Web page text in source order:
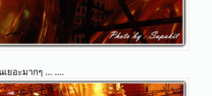
ยอะมากๆ ... ....